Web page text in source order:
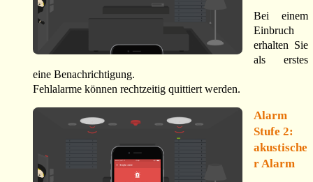
Bei einem
Einbruch
erhalten Sie
als erstes
eine Benachrichtigung.
Fehlalarme können rechtzeitig quittiert werden.
Alarm
Stufe 2:
akustische
r Alarm